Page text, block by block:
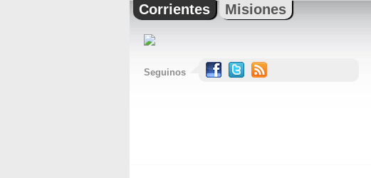
Corrientes Misiones
Seguinos